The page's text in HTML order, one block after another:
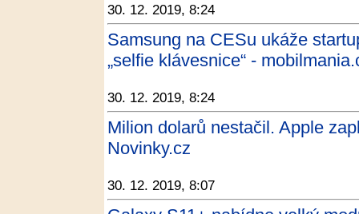
30. 12. 2019, 8:24
Samsung na CESu ukáže
„selfie klávesnice“ -
30. 12. 2019, 8:24
Milion dolarů nestačil. Apple
Novinky.cz
30. 12. 2019, 8:07